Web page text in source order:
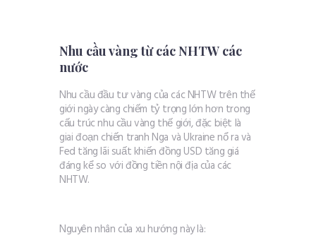
Nhu cầu vàng từ các NHTW các
nước
Nhu cầu đầu tư vàng của các NHTW trên thế
giới ngày càng chiếm tỷ trọng lớn hơn trong
cấu trúc nhu cầu vàng thế giới, đặc biệt là
giai đoạn chiến tranh Nga và Ukraine nổ ra và
Fed tăng lãi suất khiến đồng USD tăng giá
đáng kể so với đồng tiền nội địa của các
NHTW.
Nguyên nhân của xu hướng này là: